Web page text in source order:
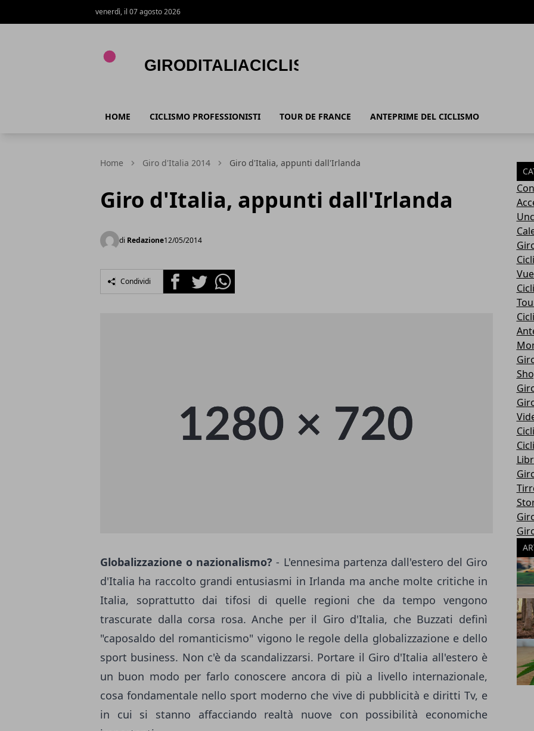
venerdì, il 07 agosto 2026
HOME CICLISMO PROFESSIONISTI TOUR DE FRANCE ANTEPRIME DEL CICLISMO
Home Giro d'Italia 2014 Giro d'Italia, appunti dall'Irlanda
Giro d'Italia, appunti dall'Irlanda
di Redazione12/05/2014
Condividi FacebookTwitterWhatsapp
Globalizzazione o nazionalismo? - L'ennesima partenza dall'estero del Giro
d'Italia ha raccolto grandi entusiasmi in Irlanda ma anche molte critiche in
Italia, soprattutto dai tifosi di quelle regioni che da tempo vengono
trascurate dalla corsa rosa. Anche per il Giro d'Italia, che Buzzati definì
"caposaldo del romanticismo" vigono le regole della globalizzazione e dello
sport business. Non c'è da scandalizzarsi. Portare il Giro d'Italia all'estero è
un buon modo per farlo conoscere ancora di più a livello internazionale,
cosa fondamentale nello sport moderno che vive di pubblicità e diritti Tv, e
in cui si stanno affacciando realtà nuove con possibilità economiche